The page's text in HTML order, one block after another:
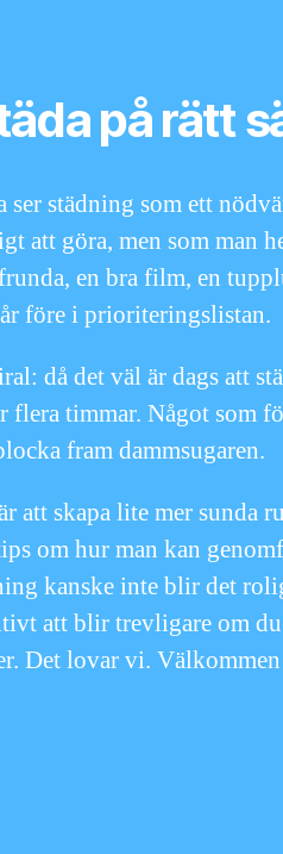
på rätt
ser städning som ett
att göra, men som man
en bra film, en
före i prioriteringslistan.
då det väl är dags att
timmar. Något som
fram dammsugaren.
att skapa lite mer sunda
om hur man kan
kanske inte blir det
att blir trevligare om
Det lovar vi.